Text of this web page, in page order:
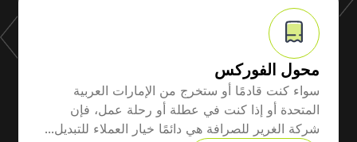
محول الفوركس
سواء كنت قادمًا أو ستخرج من الإمارات العربية
المتحدة أو إذا كنت في عطلة أو رحلة عمل، فإن
شركة الغرير للصرافة هي دائمًا خيار العملاء للتبديل...